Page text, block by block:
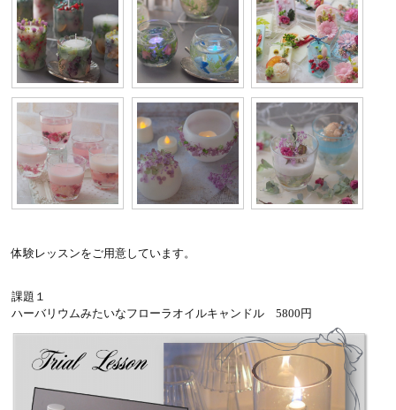
体験レッスンをご用意しています。
課題１
ハーバリウムみたいなフローラオイルキャンドル 5800円